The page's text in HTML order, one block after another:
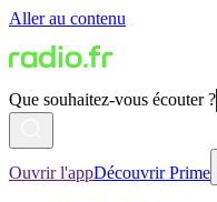
Aller au contenu
Que souhaitez-vous écouter ?
Ouvrir l'appDécouvrir Prime